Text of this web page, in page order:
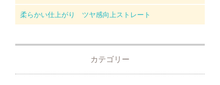
柔らかい仕上がり ツヤ感向上ストレート
カテゴリー